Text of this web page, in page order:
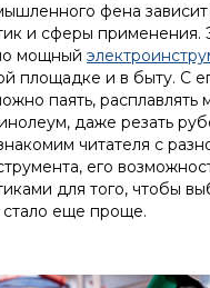
фена зависит
и сферы применения.
мощный
площадке и в быту. С
паять, расплавлять
даже резать
читателя с
его
для того, чтобы
стало еще проще.